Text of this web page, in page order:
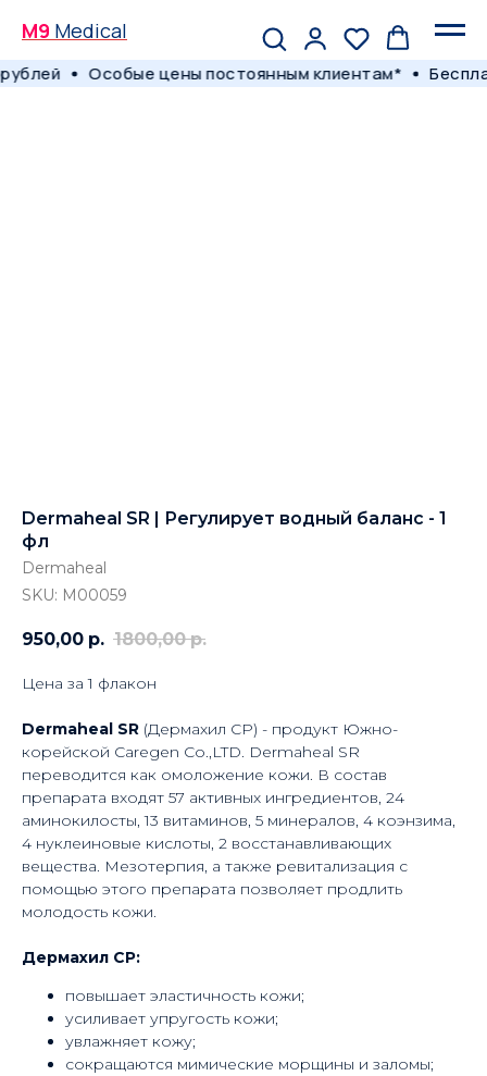
M9 Medical
Особые цены постоянным клиентам*
Dermaheal SR | Регулирует водный баланс - 1
фл
Dermaheal
SKU: М00059
950,00 р. 1800,00 р.
Цена за 1 флакон
Dermaheal SR (Дермахил СР) - продукт Южно-
корейской Caregen Co.,LTD. Dermaheal SR
переводится как омоложение кожи. В состав
препарата входят 57 активных ингредиентов, 24
аминокилосты, 13 витаминов, 5 минералов, 4 коэнзима,
4 нуклеиновые кислоты, 2 восстанавливающих
вещества. Мезотерпия, а также ревитализация с
помощью этого препарата позволяет продлить
молодость кожи.
Дермахил СР:
повышает эластичность кожи;
усиливает упругость кожи;
увлажняет кожу;
сокращаются мимические морщины и заломы;